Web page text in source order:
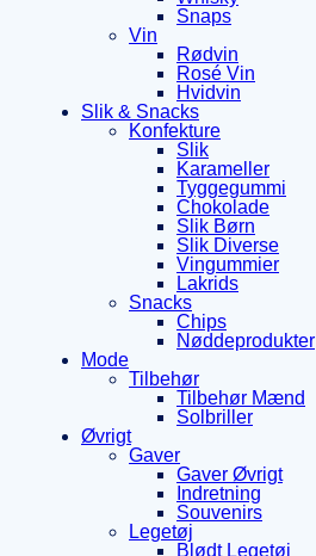
Snaps
Vin
Rødvin
Rosé Vin
Hvidvin
Slik & Snacks
Konfekture
Slik
Karameller
Tyggegummi
Chokolade
Slik Børn
Slik Diverse
Vingummier
Lakrids
Snacks
Chips
Nøddeprodukter
Mode
Tilbehør
Tilbehør Mænd
Solbriller
Øvrigt
Gaver
Gaver Øvrigt
Indretning
Souvenirs
Legetøj
Blødt Legetøj